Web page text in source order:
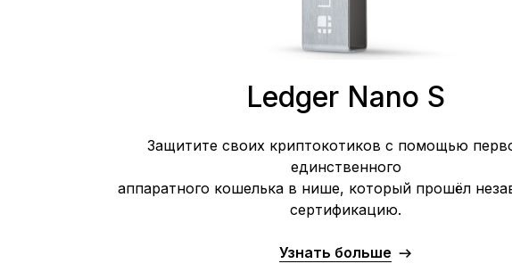
Ledger Nano S
Защитите своих криптокотиков с помощью
единственного
аппаратного кошелька в нише, который прошёл
сертификацию.
Узнать больше